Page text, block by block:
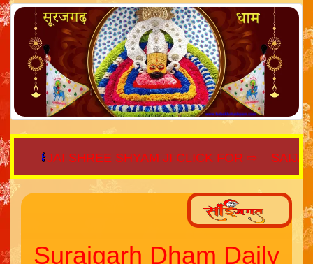
JAI SHREE SHYAM JI CLICK FOR ⇨
Surajgarh Dham Daily